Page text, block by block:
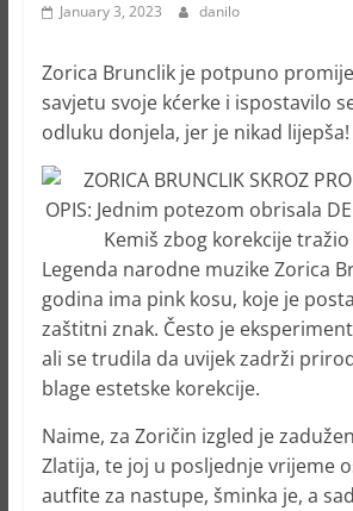
January 3, 2023 danilo
Zorica Brunclik je potpuno
savjetu svoje kćerke i ispostavilo
odluku donjela, jer je nikad lijepša!
Legenda narodne muzike Zorica
godina ima pink kosu, koje je
zaštitni znak. Često je
ali se trudila da uvijek zadrži
blage estetske korekcije.
Naime, za Zoričin izgled je
Zlatija, te joj u posljednje vrijeme
autfite za nastupe, šminka je, a